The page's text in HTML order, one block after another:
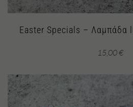
Easter Specials – Λαμπάδα
15,00€